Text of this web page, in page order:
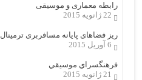
رابطه معماری و موسیقی
22 ژانویه 2015
ریز فضاهای پایانه مسافربری ترمینال
6 آوریل 2015
فرهنگسراي موسيقي
21 ژانویه 2015